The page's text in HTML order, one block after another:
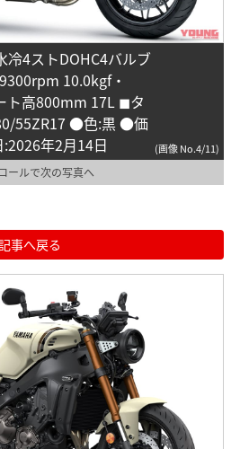
冷4ストDOHC4バルブ
10.0kgf・
高800mm 17L ◼︎タ
55ZR17 ●色:黒 ●価
年2月14日
(画像 No.4/11)
ールで次の写真へ
事へ戻る